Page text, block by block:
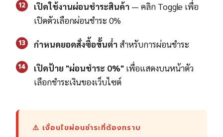
12 เปิดใช้งานผ่อนชำระสินค้า — คลิก Toggle เพื่อ
เปิดตัวเลือกผ่อนชำระ 0%
13 กำหนดยอดสั่งซื้อขั้นต่ำ สำหรับการผ่อนชำระ
14 เปิดป้าย "ผ่อนชำระ 0%" เพื่อแสดงบนหน้าตัว
เลือกชำระเงินของเว็บไซต์
⚠️ เงื่อนไขผ่อนชำระที่ต้องทราบ